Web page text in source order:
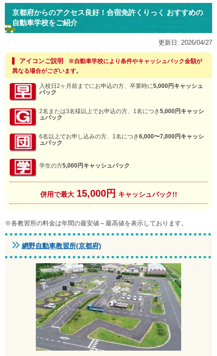
京都府からのアクセス良好！合宿免許くりっく おすすめの
自動車学校をご紹介
更新日: 2026/04/27
アイコンご説明
※自動車学校により条件やキャッシュバック金額が
異なる場合がございます。
入校日2ヶ月前までにお申込の方、卒業時に5,000円キャッシュ
バック
2名または3名様以上でお申込の方、1名につき5,000円キャッシ
ュバック
6名以上でお申し込みの方、1名につき6,000〜7,000円キャッシ
ュバック
学生の方5,000円キャッシュバック
併用で最大 15,000円 キャッシュバック!!
※各教習所の料金は年間の最安値～最高値を表示しております。
網野自動車教習所(京都府)